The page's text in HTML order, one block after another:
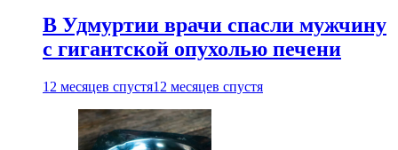
В Удмуртии врачи спасли мужчину
с гигантской опухолью печени
12 месяцев спустя12 месяцев спустя